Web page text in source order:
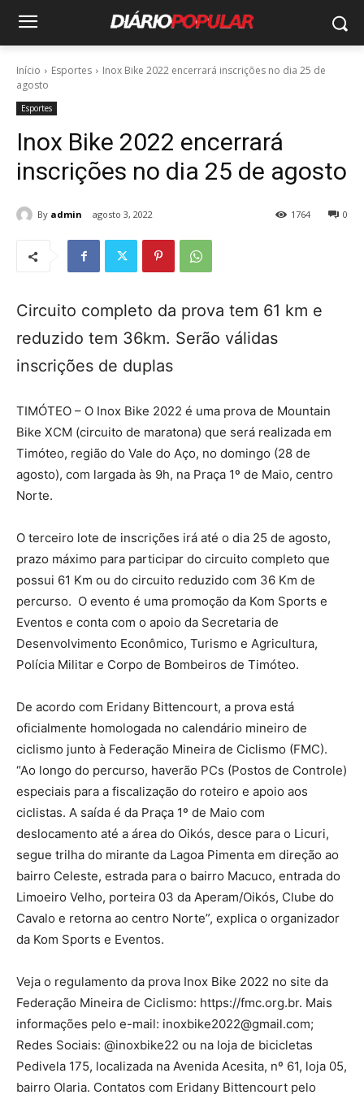
Início Esportes
Inox Bike 2022 encerrará inscrições no dia 25 de
agosto
Esportes
Inox Bike 2022 encerrará
inscrições no dia 25 de agosto
By admin agosto 3, 2022 0
1764
Circuito completo da prova tem 61 km e
reduzido tem 36km. Serão válidas
inscrições de duplas
TIMÓTEO – O Inox Bike 2022 é uma prova de Mountain
Bike XCM (circuito de maratona) que será realizada em
Timóteo, região do Vale do Aço, no domingo (28 de
agosto), com largada às 9h, na Praça 1º de Maio, centro
Norte.
O terceiro lote de inscrições irá até o dia 25 de agosto,
prazo máximo para participar do circuito completo que
possui 61 Km ou do circuito reduzido com 36 Km de
percurso. O evento é uma promoção da Kom Sports e
Eventos e conta com o apoio da Secretaria de
Desenvolvimento Econômico, Turismo e Agricultura,
Polícia Militar e Corpo de Bombeiros de Timóteo.
De acordo com Eridany Bittencourt, a prova está
oficialmente homologada no calendário mineiro de
ciclismo junto à Federação Mineira de Ciclismo (FMC).
“Ao longo do percurso, haverão PCs (Postos de Controle)
especiais para a fiscalização do roteiro e apoio aos
ciclistas. A saída é da Praça 1º de Maio com
deslocamento até a área do Oikós, desce para o Licuri,
segue trilha do mirante da Lagoa Pimenta em direção ao
bairro Celeste, estrada para o bairro Macuco, entrada do
Limoeiro Velho, porteira 03 da Aperam/Oikós, Clube do
Cavalo e retorna ao centro Norte”, explica o organizador
da Kom Sports e Eventos.
Veja o regulamento da prova Inox Bike 2022 no site da
Federação Mineira de Ciclismo: https://fmc.org.br. Mais
informações pelo e-mail: inoxbike2022@gmail.com;
Redes Sociais: @inoxbike22 ou na loja de bicicletas
Pedivela 175, localizada na Avenida Acesita, nº 61, loja 05,
bairro Olaria. Contatos com Eridany Bittencourt pelo